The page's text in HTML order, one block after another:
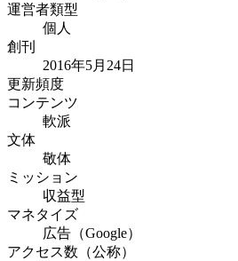
運営者類型
個人
創刊
2016年5月24日
更新頻度
コンテンツ
軟派
文体
敬体
ミッション
収益型
マネタイズ
広告（Google）
アクセス数（公称）